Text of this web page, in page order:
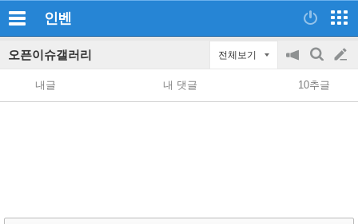
인벤
오픈이슈갤러리 전체보기
공
지
on/off
검
색
글
쓰
내글 내 댓글 10추글